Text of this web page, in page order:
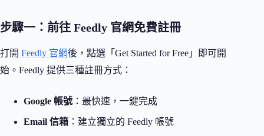
步驟一：前往 Feedly 官網免費註冊
打開 Feedly 官網後，點選「Get Started for Free」即可開
始。Feedly 提供三種註冊方式：
Google 帳號：最快速，一鍵完成
Email 信箱 ：建立獨立的 Feedly 帳號